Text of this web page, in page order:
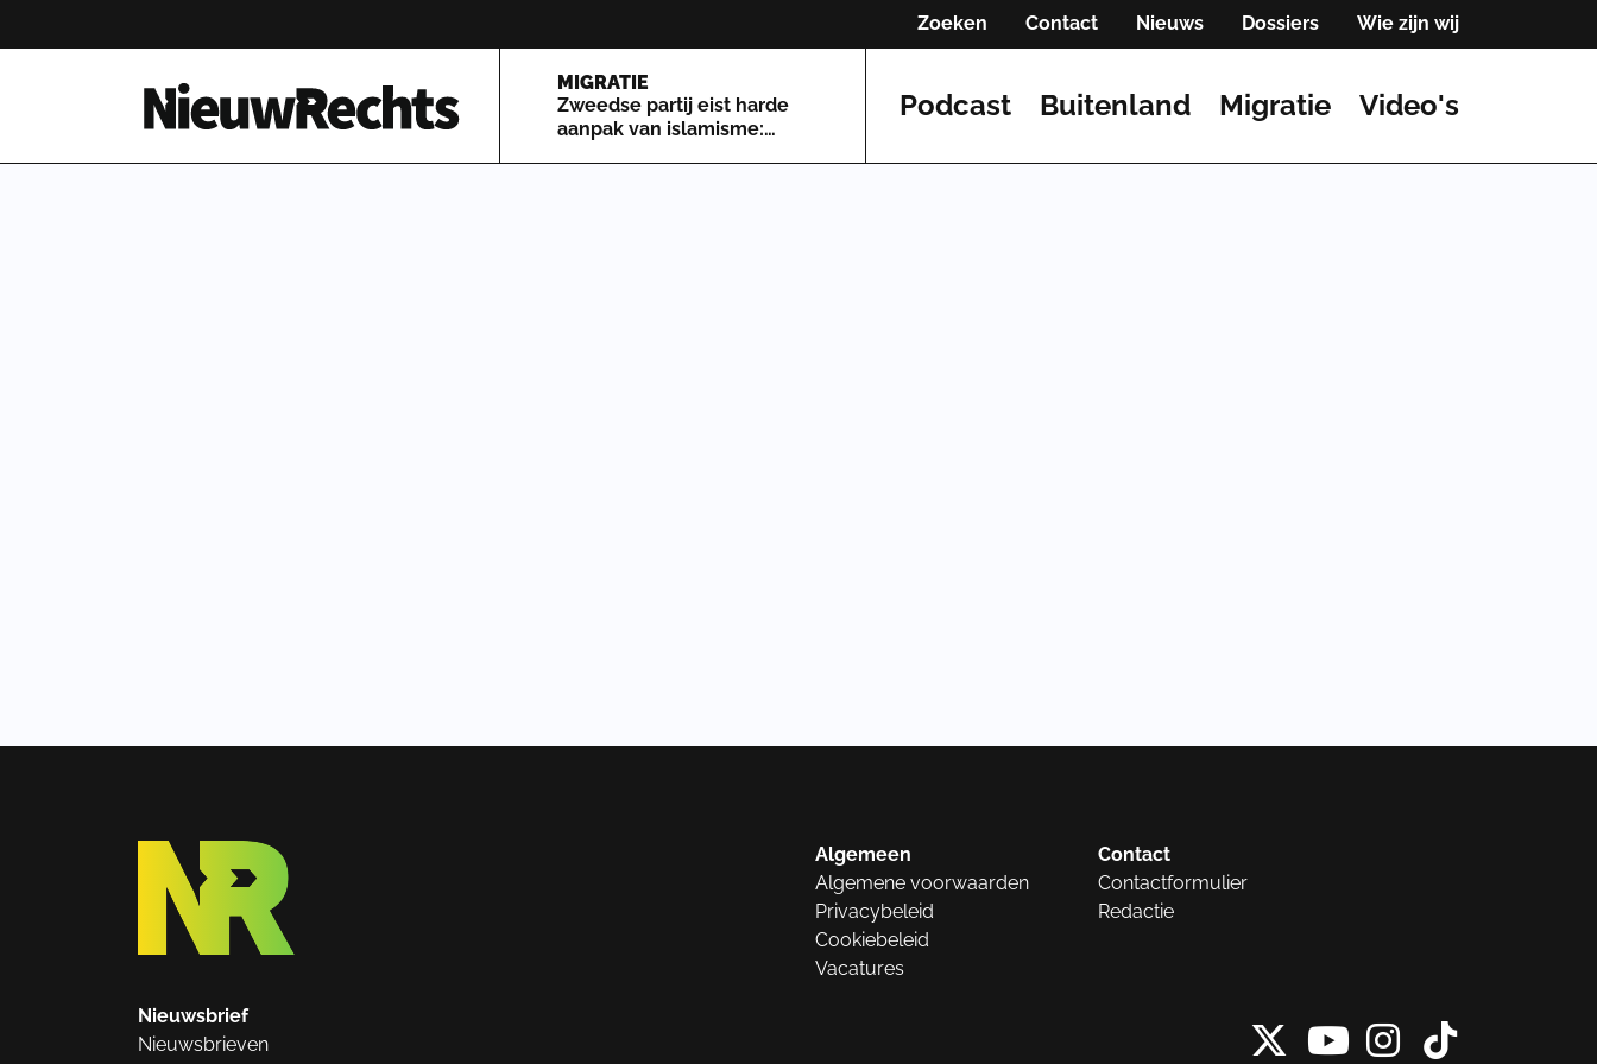
Zoeken Contact Nieuws Dossiers Wie zijn wij
Homepage van NieuwRechts
MIGRATIE
Zweedse partij eist harde
aanpak van islamisme:
Podcast Buitenland Migratie Video's
Algemeen
Algemene voorwaarden
Privacybeleid
Cookiebeleid
Vacatures
Contact
Contactformulier
Redactie
Nieuwsbrief
Nieuwsbrieven
X vanInstagram
Tiktok